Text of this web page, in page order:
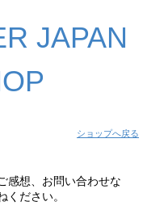
JAPAN
ショップへ戻る
感想、お問い合わせな
ください。